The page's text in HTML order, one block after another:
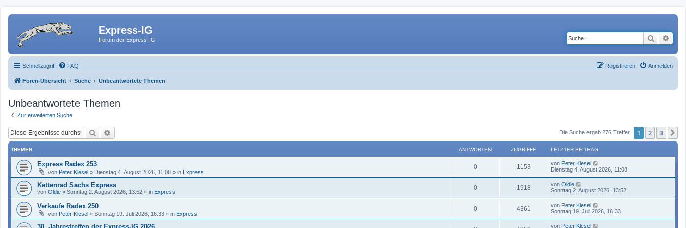
Express-IG
Forum der Express-IG Suche
Schnellzugriff FAQ Anmelden
Registrieren
Foren-Übersicht Suche Unbeantwortete Themen
Unbeantwortete Themen
Zur erweiterten Suche
Suche Die Suche ergab 276 Treffer 1 2 3
THEMEN ANTWORTEN ZUGRIFFE LETZTER BEITRAG
Express Radex 253
von Peter Klesel » Dienstag 4. August 2026, 11:08 » in Express
0 1153 von Peter Klesel
Dienstag 4. August 2026, 11:08
Kettenrad Sachs Express
von Oldie » Sonntag 2. August 2026, 13:52 » in Express
0 1918 von Oldie
Sonntag 2. August 2026, 13:52
Verkaufe Radex 250
von Peter Klesel » Sonntag 19. Juli 2026, 16:33 » in Express
0 4361 von Peter Klesel
Sonntag 19. Juli 2026, 16:33
von Peter Klesel